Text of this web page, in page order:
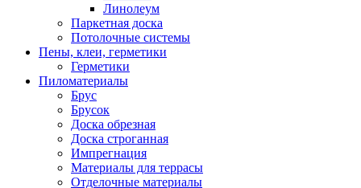
Линолеум
Паркетная доска
Потолочные системы
Пены, клеи, герметики
Герметики
Пиломатериалы
Брус
Брусок
Доска обрезная
Доска строганная
Импрегнация
Материалы для террасы
Отделочные материалы